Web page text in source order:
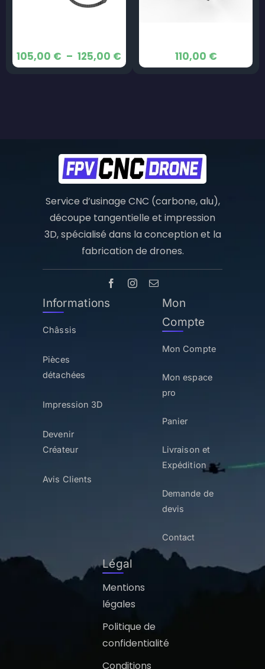
105,00 € – 125,00 €
de
110,00 €
Service d’usinage CNC (carbone, alu),
découpe tangentielle et impression
3D, spécialisé dans la conception et la
fabrication de drones.
Informations
Châssis
Pièces
détachées
Impression 3D
Devenir
Créateur
Avis Clients
Mon
Compte
Mon Compte
Mon espace
pro
Panier
Livraison et
Expédition
Demande de
devis
Contact
Légal
Mentions
légales
Politique de
confidentialité
Conditions